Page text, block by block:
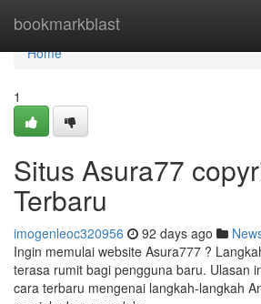
bookmarkblast
Home
Home
1
Situs Asura77
Terbaru
imogenleoc320956 92 days ago
Ingin memulai website Asura777 ?
terasa rumit bagi pengguna baru. Ulasan
cara terbaru mengenai langkah-langkah